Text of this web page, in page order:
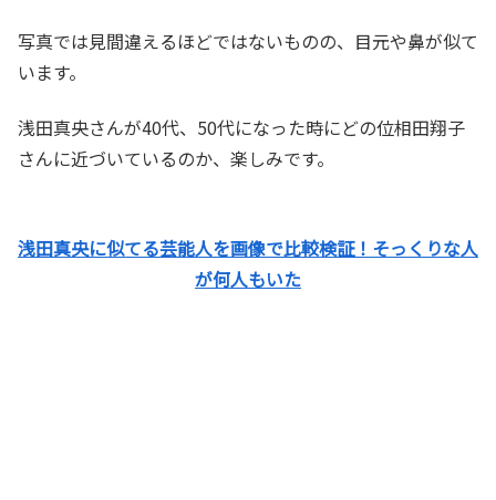
写真では見間違えるほどではないものの、目元や鼻が似て
います。
浅田真央さんが40代、50代になった時にどの位相田翔子
さんに近づいているのか、楽しみです。
浅田真央に似てる芸能人を画像で比較検証！そっくりな人
が何人もいた